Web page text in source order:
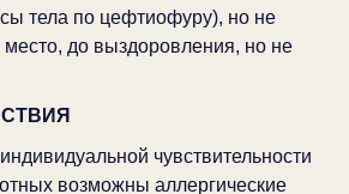
тела по цефтиофуру), но не
до выздоровления, но не
чувствительности
возможны аллергические